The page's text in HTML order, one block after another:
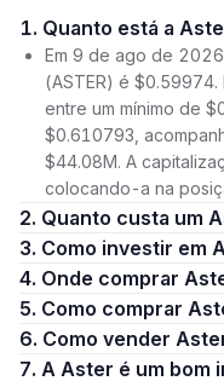
1. Quanto está a
Em 9 de ago de
(ASTER) é
entre um mínimo de
$0.610793,
$44.08M. A
colocando-a na
2. Quanto custa um
3. Como investir em
4. Onde comprar
5. Como comprar
6. Como vender
7. A Aster é um